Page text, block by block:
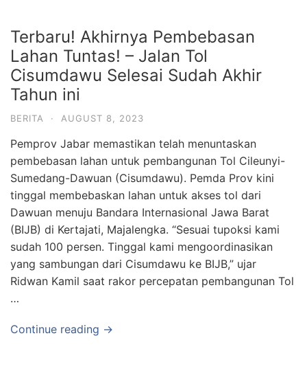
Terbaru! Akhirnya Pembebasan
Lahan Tuntas! – Jalan Tol
Cisumdawu Selesai Sudah Akhir
Tahun ini
BERITA · AUGUST 8, 2023
Pemprov Jabar memastikan telah menuntaskan
pembebasan lahan untuk pembangunan Tol Cileunyi-
Sumedang-Dawuan (Cisumdawu). Pemda Prov kini
tinggal membebaskan lahan untuk akses tol dari
Dawuan menuju Bandara Internasional Jawa Barat
(BIJB) di Kertajati, Majalengka. “Sesuai tupoksi kami
sudah 100 persen. Tinggal kami mengoordinasikan
yang sambungan dari Cisumdawu ke BIJB,” ujar
Ridwan Kamil saat rakor percepatan pembangunan Tol
…
Continue reading →